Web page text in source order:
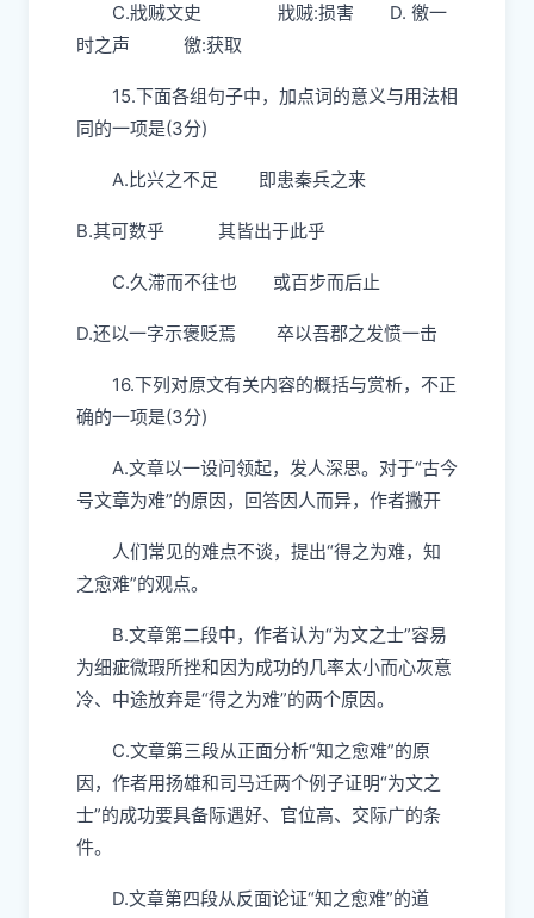
C.戕贼文史 戕贼:损害 D. 徼一
时之声 徼:获取
15.下面各组句子中，加点词的意义与用法相
同的一项是(3分)
A.比兴之不足 即患秦兵之来
B.其可数乎 其皆出于此乎
C.久滞而不往也 或百步而后止
D.还以一字示褒贬焉 卒以吾郡之发愤一击
16.下列对原文有关内容的概括与赏析，不正
确的一项是(3分)
A.文章以一设问领起，发人深思。对于“古今
号文章为难”的原因，回答因人而异，作者撇开
人们常见的难点不谈，提出“得之为难，知
之愈难”的观点。
B.文章第二段中，作者认为“为文之士”容易
为细疵微瑕所挫和因为成功的几率太小而心灰意
冷、中途放弃是“得之为难”的两个原因。
C.文章第三段从正面分析“知之愈难”的原
因，作者用扬雄和司马迁两个例子证明“为文之
士”的成功要具备际遇好、官位高、交际广的条
件。
D.文章第四段从反面论证“知之愈难”的道